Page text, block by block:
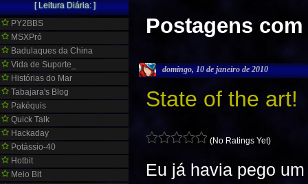
Postagens com
domingo, 10 de janeiro de 2010
State of the art!
(No Ratings Yet)
Eu já havia pego
[ Leitura Diária: ]
PY2BBS
MSXPró
Badulaques da China
Vida de Suporte_
Histórias do Mar
Tabajara's Blog
Pakéquis
Quick Talk
Hackaday
Potássio-40
Hotbit
Meio Bit